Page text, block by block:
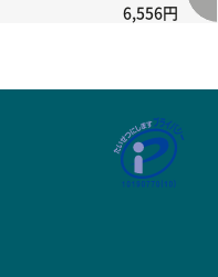
6,556円